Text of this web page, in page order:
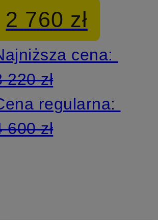
2 760 zł
cena:
220 zł
regularna:
600 zł